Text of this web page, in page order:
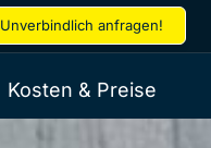
Unverbindlich anfragen!
Kosten & Preise